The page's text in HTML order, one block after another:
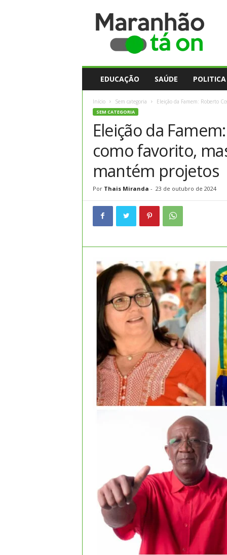
EDUCAÇÃO SAÚDE POLITICA
Início Sem categoria Eleição da Famem: Roberto
SEM CATEGORIA
Eleição da
como favorito,
mantém projetos
Por Thais Miranda - 23 de outubro de 2024